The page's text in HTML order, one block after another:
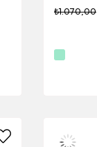
₺1.070,00